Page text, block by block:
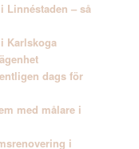
Linnéstaden – så
Karlskoga
dags för
med målare i
i